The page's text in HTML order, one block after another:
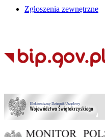
Zgłoszenia zewnętrzne